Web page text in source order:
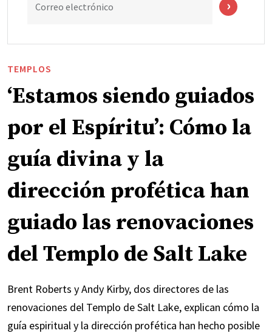
Correo electrónico
TEMPLOS
‘Estamos siendo guiados
por el Espíritu’: Cómo la
guía divina y la
dirección profética han
guiado las renovaciones
del Templo de Salt Lake
Brent Roberts y Andy Kirby, dos directores de las
renovaciones del Templo de Salt Lake, explican cómo la
guía espiritual y la dirección profética han hecho posible